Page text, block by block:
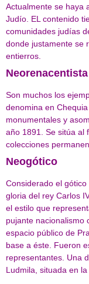
Actualmente se haya
Judío. EL contenido
comunidades judías
donde justamente se
entierros.
Neorenacentista
Son muchos los
denomina en
monumentales y
año 1891. Se sitúa al
colecciones
Neogótico
Considerado el
gloria del rey Carlos
el estilo que
pujante nacionalismo
espacio público de
base a éste. Fueron
representantes. Una
Ludmila, situada en